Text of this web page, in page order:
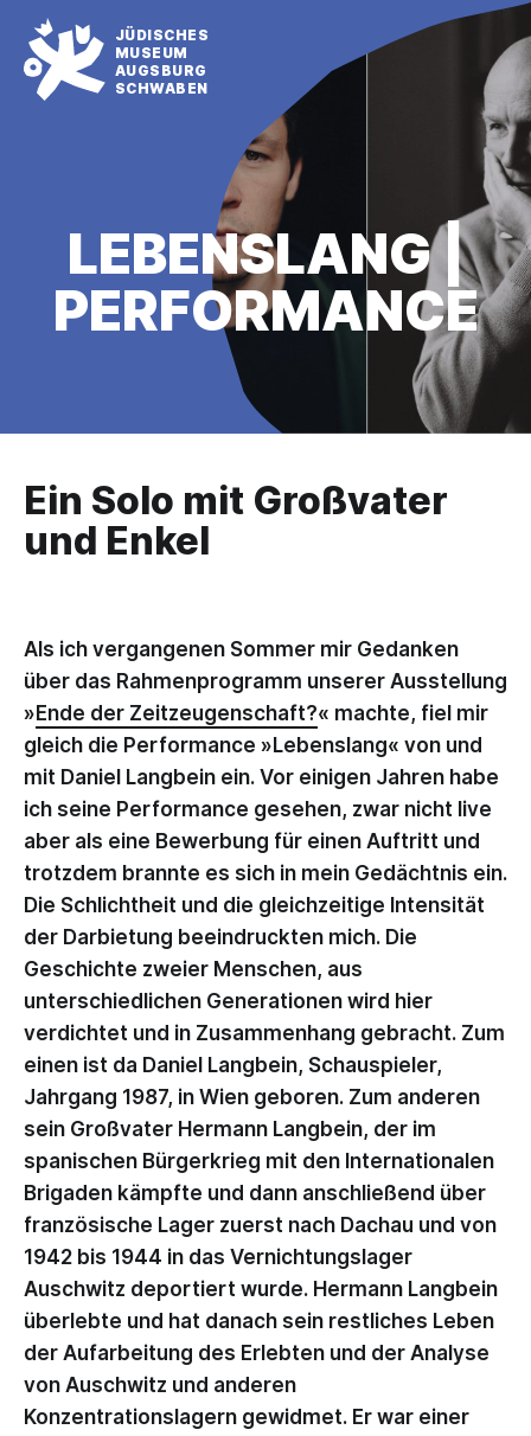
JÜDISCHES
MUSEUM
AUGSBURG
SCHWABEN
LEBENSLANG |
PERFORMANCE
Ein Solo mit Großvater
und Enkel
Als ich vergangenen Sommer mir Gedanken
über das Rahmenprogramm unserer Ausstellung
» Ende der Zeitzeugenschaft?« machte, fiel mir
gleich die Performance »Lebenslang« von und
mit Daniel Langbein ein. Vor einigen Jahren habe
ich seine Performance gesehen, zwar nicht live
aber als eine Bewerbung für einen Auftritt und
trotzdem brannte es sich in mein Gedächtnis ein.
Die Schlichtheit und die gleichzeitige Intensität
der Darbietung beeindruckten mich. Die
Geschichte zweier Menschen, aus
unterschiedlichen Generationen wird hier
verdichtet und in Zusammenhang gebracht. Zum
einen ist da Daniel Langbein, Schauspieler,
Jahrgang 1987, in Wien geboren. Zum anderen
sein Großvater Hermann Langbein, der im
spanischen Bürgerkrieg mit den Internationalen
Brigaden kämpfte und dann anschließend über
französische Lager zuerst nach Dachau und von
1942 bis 1944 in das Vernichtungslager
Auschwitz deportiert wurde. Hermann Langbein
überlebte und hat danach sein restliches Leben
der Aufarbeitung des Erlebten und der Analyse
von Auschwitz und anderen
Konzentrationslagern gewidmet. Er war einer